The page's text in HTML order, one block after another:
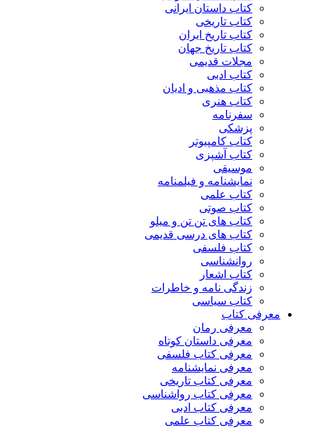
کتاب داستان ایرانی
کتاب تاریخی
کتاب تاریخ ایران
کتاب تاریخ جهان
مجلات قدیمی
کتاب ادبی
کتاب مذهبی و ادیان
کتاب هنری
سفرنامه
پزشکی
کتاب کامپیوتر
کتاب آشپزی
موسیقی
نمایشنامه و فیلمنامه
کتاب علمی
کتاب صوتی
کتاب های تن تن و میلو
کتاب های درسی قدیمی
کتاب فلسفی
روانشناسی
کتاب اشعار
زندگی نامه و خاطرات
کتاب سیاسی
معرفی کتاب
معرفی رمان
معرفی داستان کوتاه
معرفی کتاب فلسفی
معرفی نمایشنامه
معرفی کتاب تاریخی
معرفی کتاب رواشناسی
معرفی کتاب ادبی
معرفی کتاب علمی